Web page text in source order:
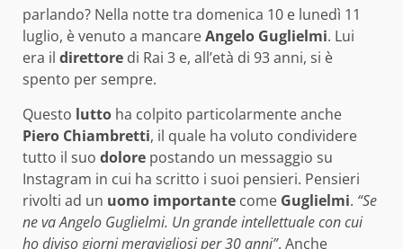
parlando? Nella notte tra domenica 10 e lunedì 11
luglio, è venuto a mancareAngelo Guglielmi. Lui
era il direttore di Rai 3 e, all’età di 93 anni, si è
spento per sempre.
Questo lutto ha colpito particolarmente anche
Piero Chiambretti, il quale ha voluto condividere
tutto il suo dolore postando un messaggio su
Instagram in cui ha scritto i suoi pensieri. Pensieri
rivolti ad un uomo importante come Guglielmi. “Se
ne va Angelo Guglielmi. Un grande intellettuale con cui
ho diviso giorni meravigliosi per 30 anni”. Anche